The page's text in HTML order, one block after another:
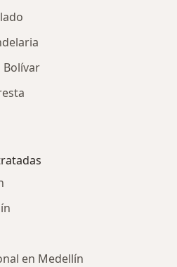
Bolívar
en Medellín